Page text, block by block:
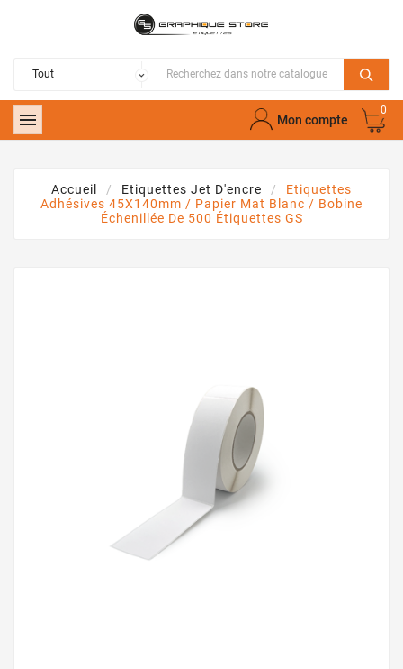
 Mon compte
0
Accueil Etiquettes Jet D'encre
Etiquettes
Adhésives 45X140mm / Papier Mat Blanc / Bobine
Échenillée De 500 Étiquettes GS